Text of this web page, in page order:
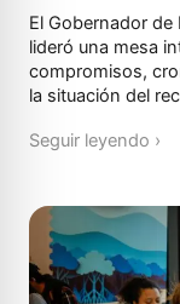
El Gobernador
lideró una mesa
compromisos,
la situación del
Seguir leyendo ›